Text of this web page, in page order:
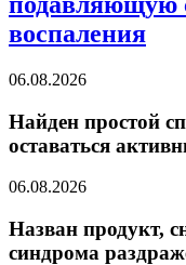
воспаления
06.08.2026
Найден простой
оставаться
06.08.2026
Назван продукт,
синдрома